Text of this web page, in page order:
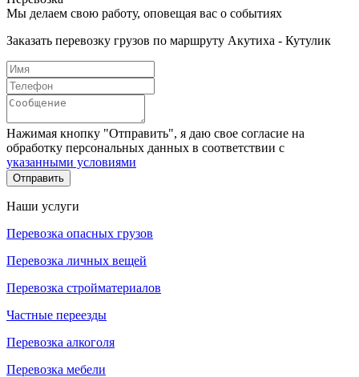
Мы делаем свою работу, оповещая вас о событиях
Заказать перевозку грузов по маршруту Акутиха - Кутулик
Нажимая кнопку "Отправить", я даю свое согласие на
обработку персональных данных в соответствии с
указанными условиями
Отправить
Наши услуги
Перевозка опасных грузов
Перевозка личных вещей
Перевозка стройматериалов
Частные переезды
Перевозка алкоголя
Перевозка мебели